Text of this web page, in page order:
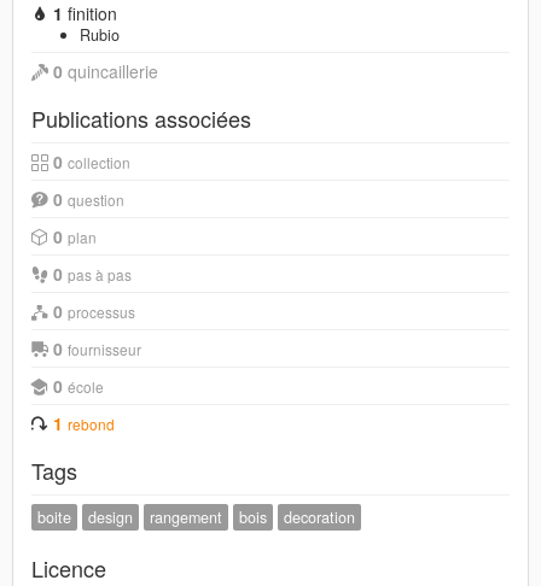
1 finition
Rubio
0 quincaillerie
Publications associées
0 collection
0 question
0 plan
0 pas à pas
0 processus
0 fournisseur
0 école
1 rebond
Tags
boite design rangement bois decoration
Licence